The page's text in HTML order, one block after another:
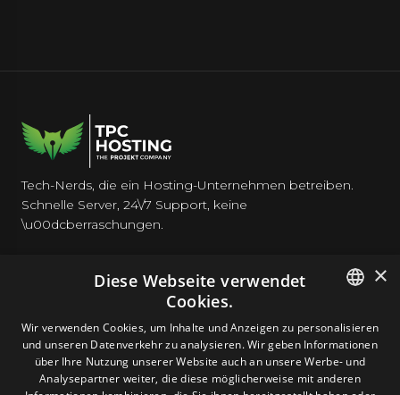
Tech-Nerds, die ein Hosting-Unternehmen betreiben.
Schnelle Server, 24\/7 Support, keine
\u00dcberraschungen.
HOSTING
DOMAINS & E-MAIL
ENGLISH
ROMANIAN
×
Diese Webseite verwendet
Cookies.
Wir verwenden Cookies, um Inhalte und Anzeigen zu personalisieren
und unseren Datenverkehr zu analysieren. Wir geben Informationen
über Ihre Nutzung unserer Website auch an unsere Werbe- und
Analysepartner weiter, die diese möglicherweise mit anderen